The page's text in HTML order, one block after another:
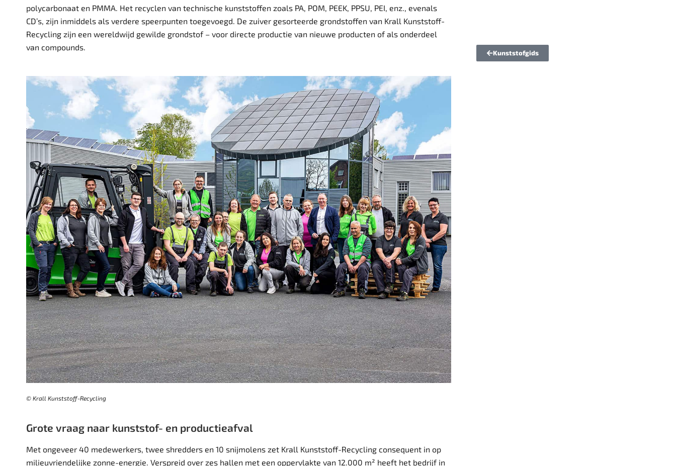
polycarbonaat en PMMA. Het recyclen van technische kunststoffen zoals PA, POM, PEEK, PPSU, PEI, enz., evenals
CD’s, zijn inmiddels als verdere speerpunten toegevoegd. De zuiver gesorteerde grondstoffen van Krall Kunststoff-
Recycling zijn een wereldwijd gewilde grondstof – voor directe productie van nieuwe producten of als onderdeel
van compounds.
© Krall Kunststoff-Recycling
Grote vraag naar kunststof- en productieafval
Met ongeveer 40 medewerkers, twee shredders en 10 snijmolens zet Krall Kunststoff-Recycling consequent in op
milieuvriendelijke zonne-energie. Verspreid over zes hallen met een oppervlakte van 12.000 m² heeft het bedrijf in
Kunststofgids